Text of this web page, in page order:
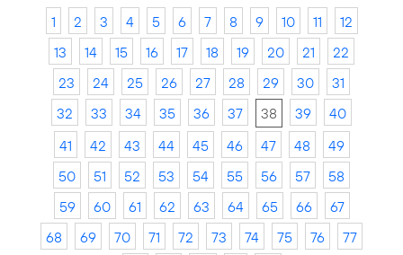
1 2 3 4 5 6 7 8 9 10 11
12
13
14 15 16 17 18 19 20 21
22
23
24 25 26 27 28 29 30
31
32
33 34 35 36 37 38 39
40
41
42 43 44 45 46 47 48
49
50
51 52 53 54 55 56 57
58
59
60 61 62 63 64 65 66
67
68
69 70 71 72 73 74 75 76
77